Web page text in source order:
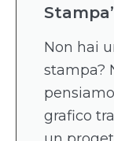
Non hai
stampa?
grafico